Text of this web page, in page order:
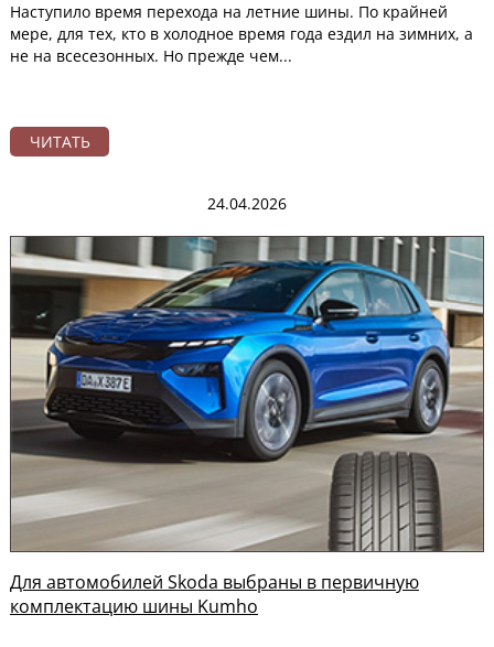
Наступило время перехода на летние шины. По крайней
мере, для тех, кто в холодное время года ездил на зимних, а
не на всесезонных. Но прежде чем...
ЧИТАТЬ
24.04.2026
Для автомобилей Skoda выбраны в первичную
комплектацию шины Kumho